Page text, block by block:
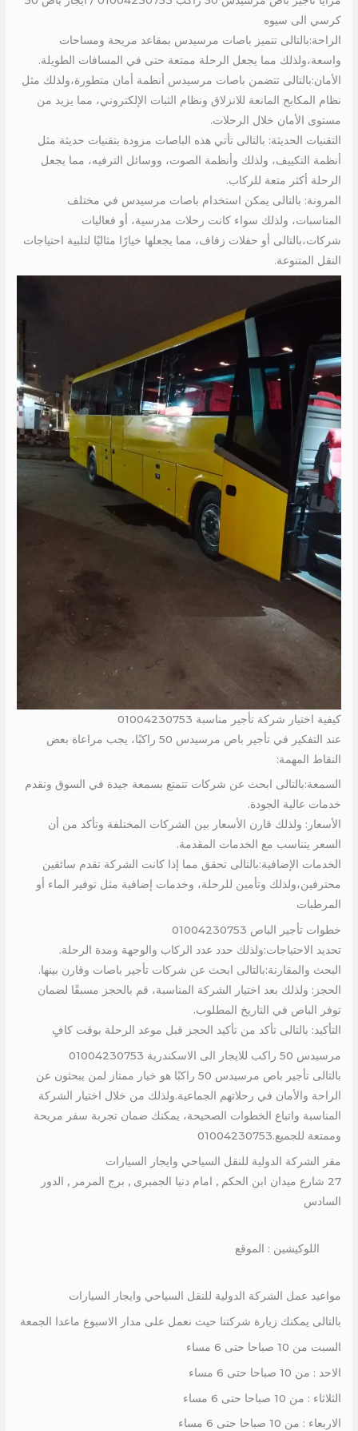
كرسي الى سيوه
الراحة:بالتالى تتميز باصات مرسيدس بمقاعد مريحة ومساحات
واسعة،ولذلك مما يجعل الرحلة ممتعة حتى في المسافات الطويلة.
الأمان:بالتالى تتضمن باصات مرسيدس أنظمة أمان متطورة،ولذلك مثل
نظام المكابح المانعة للانزلاق ونظام الثبات الإلكتروني، مما يزيد من
مستوى الأمان خلال الرحلات.
التقنيات الحديثة: بالتالى تأتي هذه الباصات مزودة بتقنيات حديثة مثل
أنظمة التكييف، ولذلك وأنظمة الصوت، ووسائل الترفيه، مما يجعل
الرحلة أكثر متعة للركاب.
المرونة: بالتالى يمكن استخدام باصات مرسيدس في مختلف
المناسبات، ولذلك سواء كانت رحلات مدرسية، أو فعاليات
شركات،بالتالى أو حفلات زفاف، مما يجعلها خيارًا مثاليًا لتلبية احتياجات
النقل المتنوعة.
كيفية اختيار شركة تأجير مناسبة 01004230753
عند التفكير في تأجير باص مرسيدس 50 راكبًا، يجب مراعاة بعض
النقاط المهمة:
السمعة:بالتالى ابحث عن شركات تتمتع بسمعة جيدة في السوق وتقدم
خدمات عالية الجودة.
الأسعار: ولذلك قارن الأسعار بين الشركات المختلفة وتأكد من أن
السعر يتناسب مع الخدمات المقدمة.
الخدمات الإضافية:بالتالى تحقق مما إذا كانت الشركة تقدم سائقين
محترفين،ولذلك وتأمين للرحلة، وخدمات إضافية مثل توفير الماء أو
المرطبات
خطوات تأجير الباص 01004230753
تحديد الاحتياجات:ولذلك حدد عدد الركاب والوجهة ومدة الرحلة.
البحث والمقارنة:بالتالى ابحث عن شركات تأجير باصات وقارن بينها.
الحجز: ولذلك بعد اختيار الشركة المناسبة، قم بالحجز مسبقًا لضمان
توفر الباص في التاريخ المطلوب.
التأكيد: بالتالى تأكد من تأكيد الحجز قبل موعد الرحلة بوقت كافٍ
مرسيدس 50 راكب للايجار الى الاسكندرية 01004230753
بالتالى تأجير باص مرسيدس 50 راكبًا هو خيار ممتاز لمن يبحثون عن
الراحة والأمان في رحلاتهم الجماعية.ولذلك من خلال اختيار الشركة
المناسبة واتباع الخطوات الصحيحة، يمكنك ضمان تجربة سفر مريحة
وممتعة للجميع.01004230753
مقر الشركة الدولية للنقل السياحي وايجار السيارات
27 شارع ميدان ابن الحكم , امام دنيا الجمبرى , برج المرمر , الدور
السادس
اللوكيشين : الموقع
مواعيد عمل الشركة الدولية للنقل السياحي وايجار السيارات
بالتالى يمكنك زيارة شركتنا حيث نعمل على مدار الاسبوع ماعدا الجمعة
السبت من 10 صباحا حتى 6 مساء
الاحد : من 10 صباحا حتى 6 مساء
الثلاثاء : من 10 صباحا حتى 6 مساء
الاربعاء : من 10 صباحا حتى 6 مساء